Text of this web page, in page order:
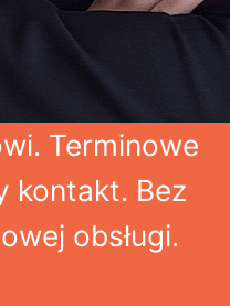
Terminowe
kontakt. Bez
obsługi.